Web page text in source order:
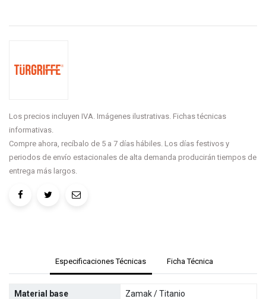
Los precios incluyen IVA. Imágenes ilustrativas. Fichas técnicas
informativas.
Compre ahora, recíbalo de 5 a 7 días hábiles. Los días festivos y
periodos de envío estacionales de alta demanda producirán tiempos de
entrega más largos.
Especificaciones Técnicas Ficha Técnica
Material base Zamak / Titanio